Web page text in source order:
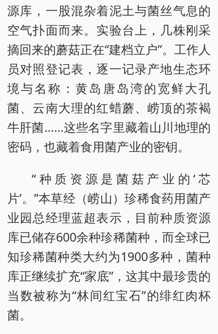
源库，一股混杂着泥土与菌丝气息的
空气扑面而来。实验台上，几株刚采
摘回来的蘑菇正在“建档立户”。工作人
员对照登记表，逐一记录产地生态环
境与名称：黄岛唐岛湾的宽鲜大孔
菌、云南大理的红蜡蘑、崂顶的茶褐
牛肝菌……这些名字里藏着山川地理的
密码，也藏着食用菌产业的密钥。
“种质资源是菌菇产业的‘芯
片’。”本草经（崂山）珍稀食药用菌产
业园总经理蓝超表示，目前种质资源
库已储存600余种珍稀菌种，而全球已
知珍稀菌种类大约为1900多种，菌种
库正继续扩充“家底”，这其中最珍贵的
当数被称为“林间红宝石”的绯红肉杯
菌。